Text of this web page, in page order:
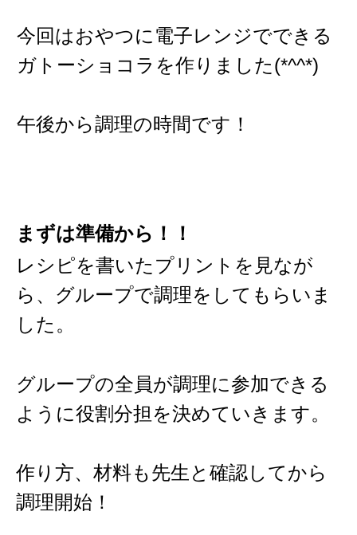
今回はおやつに電子レンジでできる
ガトーショコラを作りました(*^^*)
午後から調理の時間です！
まずは準備から！！
レシピを書いたプリントを見なが
ら、グループで調理をしてもらいま
した。
グループの全員が調理に参加できる
ように役割分担を決めていきます。
作り方、材料も先生と確認してから
調理開始！